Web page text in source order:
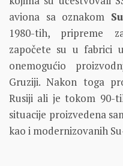
aviona sa oznakom
1980-tih, pripreme
započete su u fabrici
onemogućio
Gruziji. Nakon toga
Rusiji ali je tokom 90-
situacije proizvedena
kao i modernizovanih